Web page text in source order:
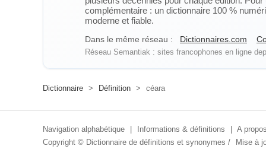
complémentaire : un dictionnaire 100 %
moderne et fiable.
Dans le même réseau : Dictionnaires.com
Réseau Semantiak : sites francophones en ligne
Dictionnaire > Définition > céara
Navigation alphabétique Informations & définitions
A
Copyright © Dictionnaire de définitions et synonymes / Mise à